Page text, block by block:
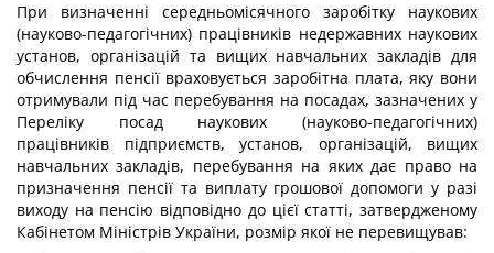
При визначенні середньомісячного заробітку наукових
(науково-педагогічних) працівників недержавних наукових
установ, організацій та вищих навчальних закладів для
обчислення пенсії враховується заробітна плата, яку вони
отримували під час перебування на посадах, зазначених у
Переліку посад наукових (науково-педагогічних)
працівників підприємств, установ, організацій, вищих
навчальних закладів, перебування на яких дає право на
призначення пенсії та виплату грошової допомоги у разі
виходу на пенсію відповідно до цієї статті, затвердженому
Кабінетом Міністрів України, розмір якої не перевищував: